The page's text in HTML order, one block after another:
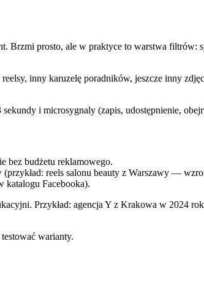
Brzmi prosto, ale w praktyce to warstwa filtrów:
inny karuzelę poradników, jeszcze inny
i microsygnaly (zapis, udostępnienie,
bez budżetu reklamowego.
reels salonu beauty z Warszawy —
katalogu Facebooka).
Przykład: agencja Y z Krakowa w 2024
warianty.